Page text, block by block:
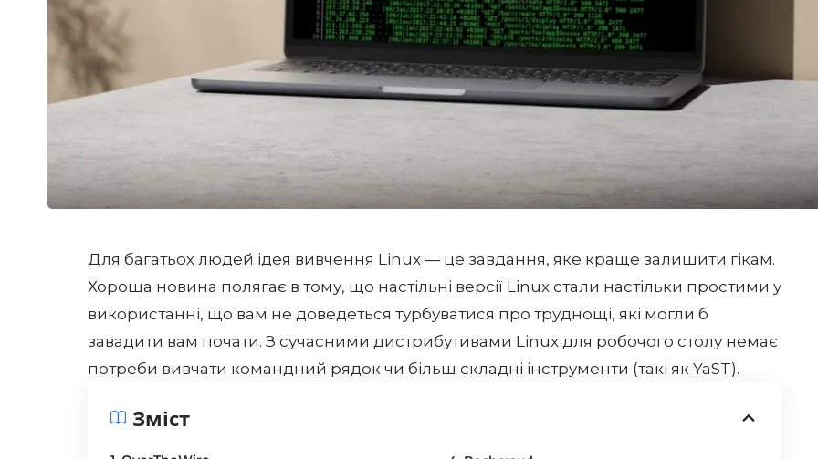
Для багатьох людей ідея вивчення Linux — це завдання, яке краще залишити гікам.
Хороша новина полягає в тому, що настільні версії Linux стали настільки простими у
використанні, що вам не доведеться турбуватися про труднощі, які могли б
завадити вам почати. З сучасними дистрибутивами Linux для робочого столу немає
потреби вивчати командний рядок чи більш складні інструменти (такі як YaST).
Зміст